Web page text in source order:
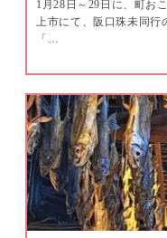
1月28日～29日に、町お
上市にて、阪口珠未同行
「…